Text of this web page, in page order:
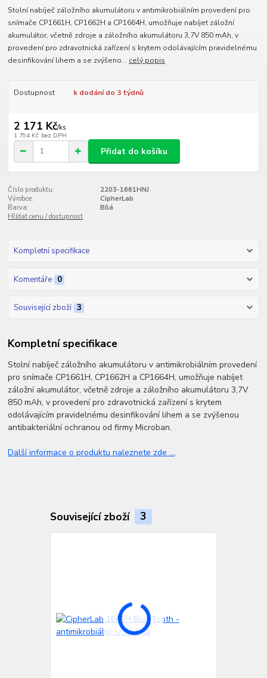
Stolní nabíječ záložního akumulátoru v antimikrobiálním provedení pro
snímače CP1661H, CP1662H a CP1664H, umožňuje nabíjet záložní
akumulátor, včetně zdroje a záložního akumulátoru 3,7V 850 mAh, v
provedení pro zdravotnická zařízení s krytem odolávajícím pravidelnému
desinfikování lihem a se zvýšeno... celý popis
Dostupnost k dodání do 3 týdnů
2 171 Kč/ks
1 794 Kč bez DPH
Přidat do košíku
Číslo produktu:
2203-1661HNJ
Výrobce:
CipherLab
Barva:
Bílá
Hlídat cenu / dostupnost
Kompletní specifikace
Komentáře 0
Související zboží 3
Kompletní specifikace
Stolní nabíječ záložního akumulátoru v antimikrobiálním provedení
pro snímače CP1661H, CP1662H a CP1664H, umožňuje nabíjet
záložní akumulátor, včetně zdroje a záložního akumulátoru 3,7V
850 mAh, v provedení pro zdravotnická zařízení s krytem
odolávajícím pravidelnému desinfikování lihem a se zvýšenou
antibakteriální ochranou od firmy Microban.
Další informace o produktu naleznete zde ....
Související zboží 3